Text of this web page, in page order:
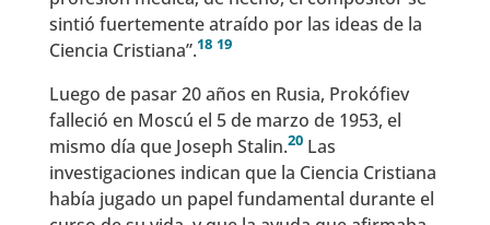
sintió fuertemente atraído por las ideas de la
Ciencia Cristiana”.18 19
Luego de pasar 20 años en Rusia, Prokófiev
falleció en Moscú el 5 de marzo de 1953, el
mismo día que Joseph Stalin.20Las
investigaciones indican que la Ciencia Cristiana
había jugado un papel fundamental durante el